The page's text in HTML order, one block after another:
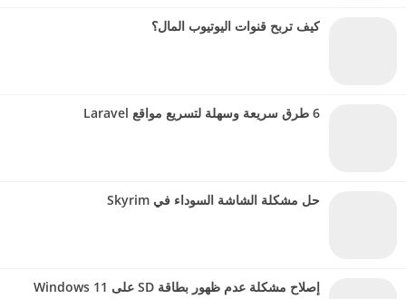
كيف تربح قنوات اليوتيوب المال؟
6 طرق سريعة وسهلة لتسريع مواقع Laravel
حل مشكلة الشاشة السوداء في Skyrim
إصلاح مشكلة عدم ظهور بطاقة SD على Windows 11